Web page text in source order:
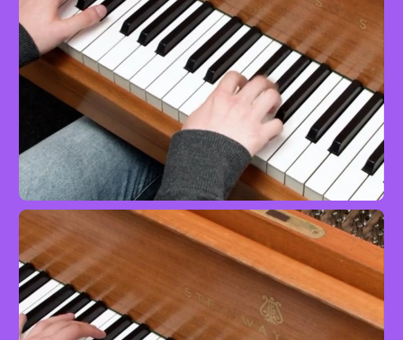
Prélude zur Oper ›Carmen‹
Klavier
Advanced
mit Josefa Schmidt